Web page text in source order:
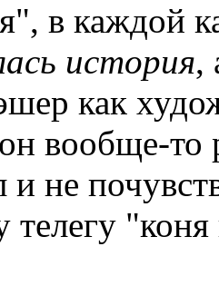
в каждой
история,
как
вообще-то
и не
телегу